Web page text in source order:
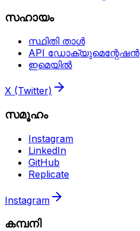
സഹായം
സ്ഥിതി താൾ
API ഡോക്യുമെന്റേഷൻ
ഇമെയിൽ
X (Twitter)
സമൂഹം
Instagram
LinkedIn
GitHub
Replicate
Instagram
കമ്പനി